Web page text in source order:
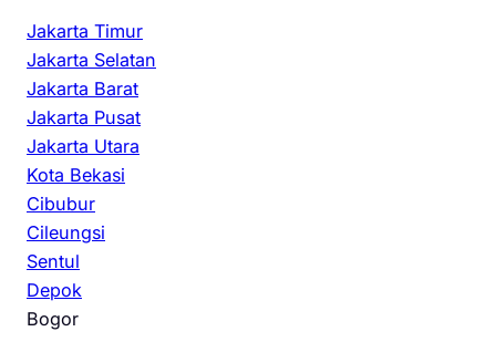
Jakarta Timur
Jakarta Selatan
Jakarta Barat
Jakarta Pusat
Jakarta Utara
Kota Bekasi
Cibubur
Cileungsi
Sentul
Depok
Bogor